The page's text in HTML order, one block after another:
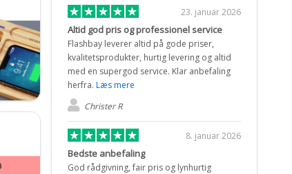
23. januar 2026
Altid god pris og professionel service
Flashbay leverer altid på gode priser,
kvalitetsprodukter, hurtig levering og altid
med en supergod service. Klar anbefaling
herfra.Læs mere
Christer R
8. januar 2026
Bedste anbefaling
God rådgivning, fair pris og lynhurtig